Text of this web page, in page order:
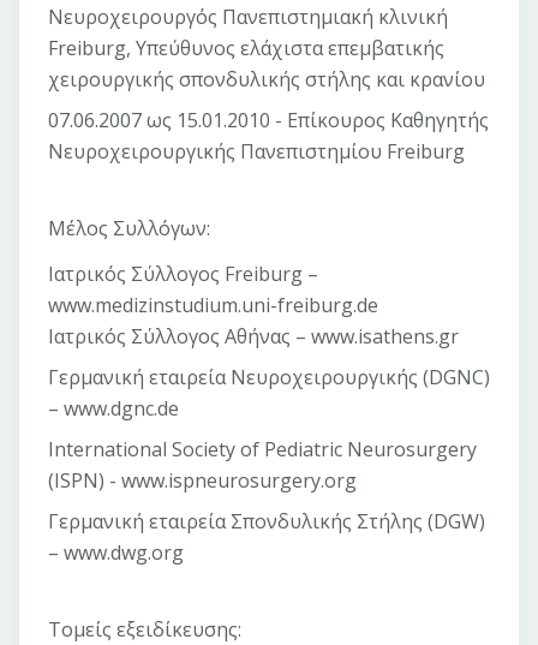
Νευροχειρουργός Πανεπιστημιακή κλινική
Freiburg, Υπεύθυνος ελάχιστα επεμβατικής
χειρουργικής σπονδυλικής στήλης και κρανίου
07.06.2007 ως 15.01.2010 - Επίκουρος Καθηγητής
Νευροχειρουργικής Πανεπιστημίου Freiburg
Μέλος Συλλόγων:
Ιατρικός Σύλλογος Freiburg –
www.medizinstudium.uni-freiburg.de
Ιατρικός Σύλλογος Aθήνας – www.isathens.gr
Γερμανική εταιρεία Νευροχειρουργικής (DGNC)
– www.dgnc.de
International Society of Pediatric Neurosurgery
(ISPN) - www.ispneurosurgery.org
Γερμανική εταιρεία Σπονδυλικής Στήλης (DGW)
– www.dwg.org
Τομείς εξειδίκευσης: